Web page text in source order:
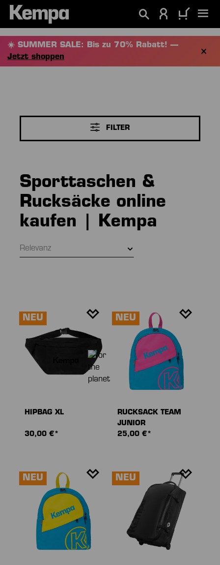
springen
☀️ SUMMER SALE: Bis zu 70% Rabatt! —
Jetzt shoppen
FILTER
Sporttaschen &
Rucksäcke online
kaufen | Kempa
Relevanz
NEU
HIPBAG XL
30,00 €*
NEU
RUCKSACK TEAM
JUNIOR
25,00 €*
NEU NEU